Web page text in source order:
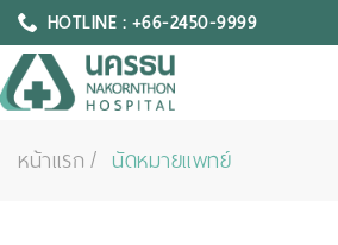
HOTLINE : +66-2450-9999
หน้าแรก นัดหมายแพทย์